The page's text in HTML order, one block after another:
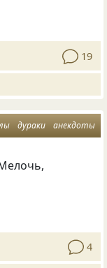
19
дураки анекдоты
4